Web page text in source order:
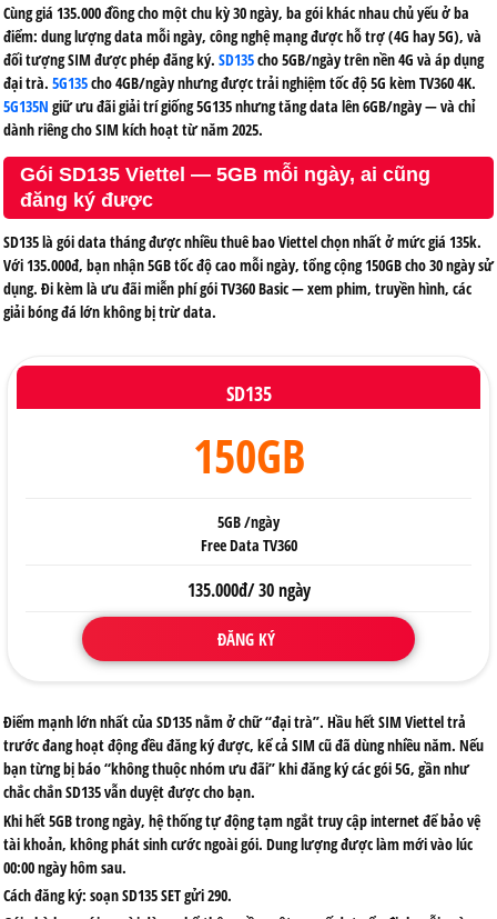
Cùng giá 135.000 đồng cho một chu kỳ 30 ngày, ba gói khác nhau chủ yếu ở ba
điểm: dung lượng data mỗi ngày, công nghệ mạng được hỗ trợ (4G hay 5G), và
đối tượng SIM được phép đăng ký. SD135cho 5GB/ngày trên nền 4G và áp dụng
đại trà. 5G135cho 4GB/ngày nhưng được trải nghiệm tốc độ 5G kèm TV360 4K.
5G135N giữ ưu đãi giải trí giống 5G135 nhưng tăng data lên 6GB/ngày — và chỉ
dành riêng cho SIM kích hoạt từ năm 2025.
Gói SD135 Viettel — 5GB mỗi ngày, ai cũng
đăng ký được
SD135 là gói data tháng được nhiều thuê bao Viettel chọn nhất ở mức giá 135k.
Với 135.000đ, bạn nhận 5GB tốc độ cao mỗi ngày, tổng cộng 150GB cho 30 ngày sử
dụng. Đi kèm là ưu đãi miễn phí gói TV360 Basic — xem phim, truyền hình, các
giải bóng đá lớn không bị trừ data.
SD135
150GB
5GB /ngày
Free Data TV360
135.000đ/ 30 ngày
ĐĂNG KÝ
Điểm mạnh lớn nhất của SD135 nằm ở chữ “đại trà”. Hầu hết SIM Viettel trả
trước đang hoạt động đều đăng ký được, kể cả SIM cũ đã dùng nhiều năm. Nếu
bạn từng bị báo “không thuộc nhóm ưu đãi” khi đăng ký các gói 5G, gần như
chắc chắn SD135 vẫn duyệt được cho bạn.
Khi hết 5GB trong ngày, hệ thống tự động tạm ngắt truy cập internet để bảo vệ
tài khoản, không phát sinh cước ngoài gói. Dung lượng được làm mới vào lúc
00:00 ngày hôm sau.
Cách đăng ký: soạnSD135 SETgửi290.